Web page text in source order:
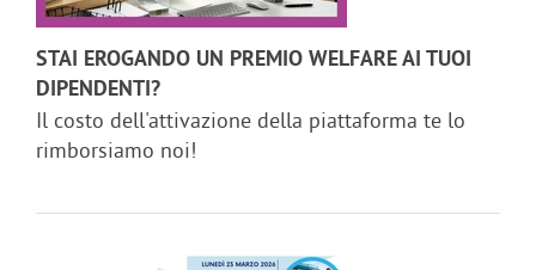
STAI EROGANDO UN PREMIO WELFARE AI TUOI
DIPENDENTI?
Il costo dell'attivazione della piattaforma te lo
rimborsiamo noi!